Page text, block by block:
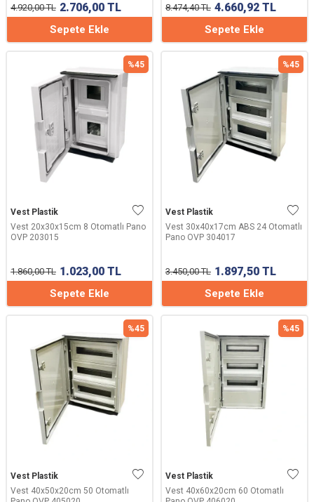
4.920,00TL 2.706,00 TL
Sepete Ekle
8.474,40TL 4.660,92 TL
Sepete Ekle
%45
Vest Plastik
Vest 20x30x15cm 8 Otomatlı Pano
OVP 203015
1.860,00TL 1.023,00 TL
Sepete Ekle
%45
Vest Plastik
Vest 30x40x17cm ABS 24 Otomatlı
Pano OVP 304017
3.450,00TL 1.897,50 TL
Sepete Ekle
%45
Vest Plastik
Vest 40x50x20cm 50 Otomatlı
%45
Vest Plastik
Vest 40x60x20cm 60 Otomatlı